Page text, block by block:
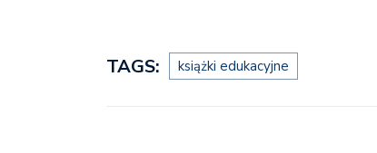
TAGS: książki edukacyjne